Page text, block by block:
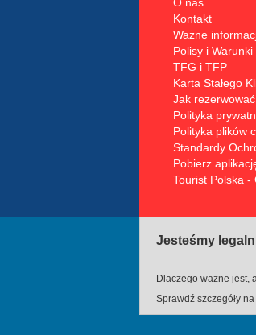
Kontakt
Ważne
Polisy i
TFG i TFP
Karta Stałego
Jak rezerwować
Polityka
Polityka plików
Standardy
Pobierz
Tourist Polska -
Jesteśmy
Dlaczego ważne jest,
Sprawdź szczegóły